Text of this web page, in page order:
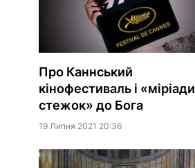
Про Каннський
кінофестиваль і «міріади
стежок» до Бога
19 Липня 2021 20:36